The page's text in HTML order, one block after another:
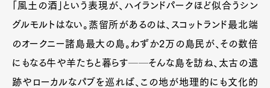
「風土の酒」という表現が、ハイランドパークほど似合うシン
グルモルトはない。蒸留所があるのは、スコットランド最北端
のオークニー諸島最大の島。わずか2万の島民が、その数倍
にもなる牛や羊たちと暮らす──そんな島を訪ね、太古の遺
跡やローカルなパブを巡れば、この地が地理的にも文化的